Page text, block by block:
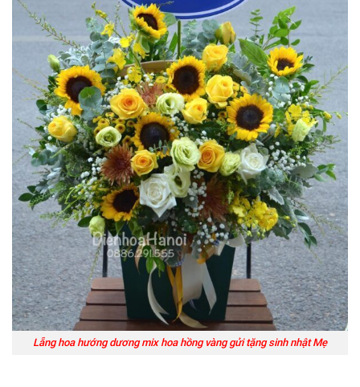
Lẵng hoa hướng dương mix hoa hồng vàng gửi tặng sinh nhật Mẹ